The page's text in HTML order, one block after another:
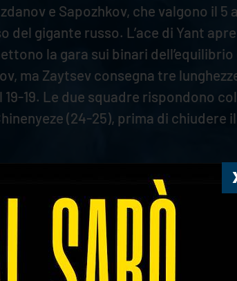
e Sapozhkov, che valgono il 5
gigante russo. L’ace di Yant
la gara sui binari dell’equilibrio
ma Zaytsev consegna tre
19. Le due squadre rispondono
(24-25), prima di chiudere
i conti (2-2). Una buona serie al
regali il 7-3. La squadra di
a muro, incrementando il